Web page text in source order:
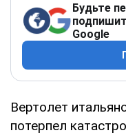
Будьте
Google
Вертолет
потерпел